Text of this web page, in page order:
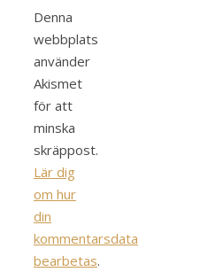
Denna
webbplats
använder
Akismet
för att
minska
skräppost.
Lär dig
om hur
din
kommentarsdata
bearbetas.